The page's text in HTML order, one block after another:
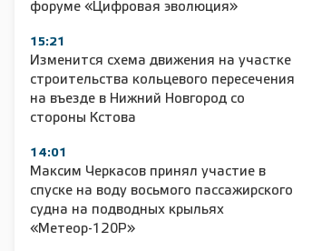
форуме «Цифровая эволюция»
15:21
Изменится схема движения на участке
строительства кольцевого пересечения
на въезде в Нижний Новгород со
стороны Кстова
14:01
Максим Черкасов принял участие в
спуске на воду восьмого пассажирского
судна на подводных крыльях
«Метеор-120Р»
11 01 Сельское хозяйство 2025